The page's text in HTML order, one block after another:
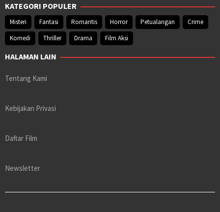
KATEGORI POPULER
Misteri Fantasi Romantis Horror Petualangan
Crime
Komedi
Thriller Drama Film Aksi
HALAMAN LAIN
Tentang Kami
Kebijakan Privasi
Daftar Film
Newsletter